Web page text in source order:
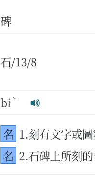
碑
石/13/8
bi ˋ
名 1.刻有文字或
名 2.石碑上所刻